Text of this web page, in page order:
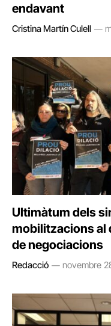
endavant
Cristina Martín Culell
Ultimàtum dels
mobilitzacions al
de negociacions
Redacció novembre